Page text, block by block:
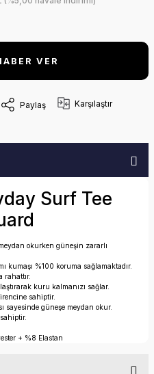
VER
Paylaş Karşılaştır
Surf Tee
okurken güneşin zararlı
kumaşı %100 koruma sağlamaktadır.
rahattır.
kuru kalmanızı sağlar.
sahiptir.
sayesinde güneşe meydan okur.
+ %8 Elastan